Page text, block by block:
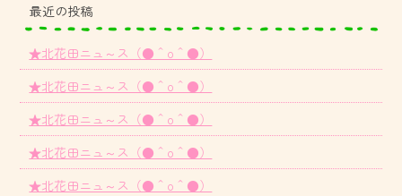
最近の投稿
★北花田ニュ～ス（●＾o＾●）
★北花田ニュ～ス（●＾o＾●）
★北花田ニュ～ス（●＾o＾●）
★北花田ニュ～ス（●＾o＾●）
★北花田ニュ～ス（●＾o＾●）